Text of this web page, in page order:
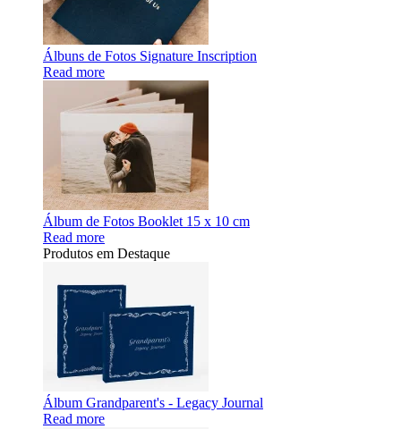
Álbuns de Fotos Signature Inscription
Read more
Álbum de Fotos Booklet 15 x 10 cm
Read more
Produtos em Destaque
Álbum Grandparent's - Legacy Journal
Read more